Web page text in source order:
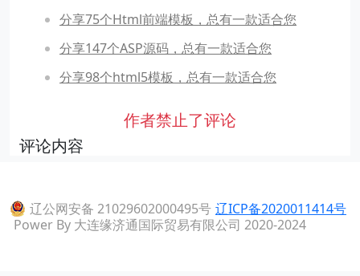
分享75个Html前端模板，总有一款适合您
分享147个ASP源码，总有一款适合您
分享98个html5模板，总有一款适合您
作者禁止了评论
评论内容
辽公网安备 21029602000495号 辽ICP备2020011414号
Power By 大连缘济通国际贸易有限公司 2020-2024